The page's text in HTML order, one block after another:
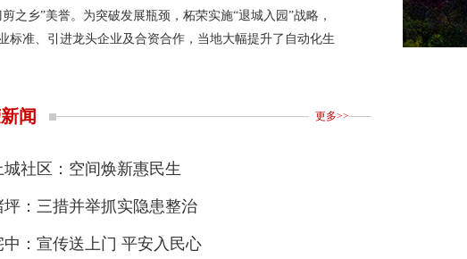
乡”美誉。为突破发展瓶颈，柘荣实施“退城入园”战略，
准、引进龙头企业及合资合作，当地大幅提升了自动化生
更多>>
闻
城社区：空间焕新惠民生
坪：三措并举抓实隐患整治
中：宣传送上门 平安入民心